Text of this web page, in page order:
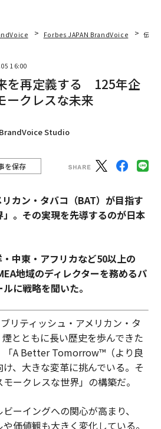
Forbes JAPAN BrandVoice 伝統
16:00
を再定義する 125年企
ークレスな未来
Studio
を保存
カン・タバコ（BAT）が目指す
」。その実現を先導するのが日本
中東・アフリカなど50以上の
地域のディレクターを務めるパ
に戦略を聞いた。
リティッシュ・アメリカン・タ
とともに長い歴史を歩んできた
「A Better Tomorrow™（より良
、大きな変革に挑んでいる。そ
ークレスな世界」の構築だ。
ーイングへの関心が高まり、
価値観も大きく変化している。